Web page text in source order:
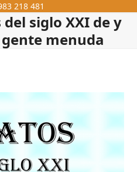
218 481
del siglo XXI de y
menuda